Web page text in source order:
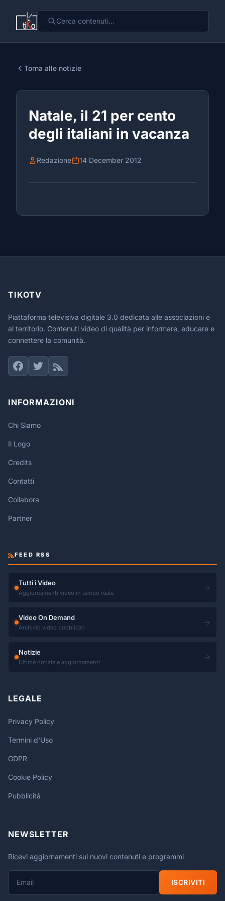
Torna alle notizie
Natale, il 21 per cento
degli italiani in vacanza
Redazione 14 December 2012
TIKOTV
Piattaforma televisiva digitale 3.0 dedicata alle associazioni e
al territorio. Contenuti video di qualità per informare, educare e
connettere la comunità.
INFORMAZIONI
Chi Siamo
Il Logo
Credits
Contatti
Collabora
Partner
FEED RSS
Tutti i Video
Aggiornamenti video in tempo reale
→
Video On Demand
Archivio video pubblicati
→
Notizie
Ultime notizie e aggiornamenti
→
LEGALE
Privacy Policy
Termini d'Uso
GDPR
Cookie Policy
Pubblicità
NEWSLETTER
Ricevi aggiornamenti sui nuovi contenuti e programmi
ISCRIVITI